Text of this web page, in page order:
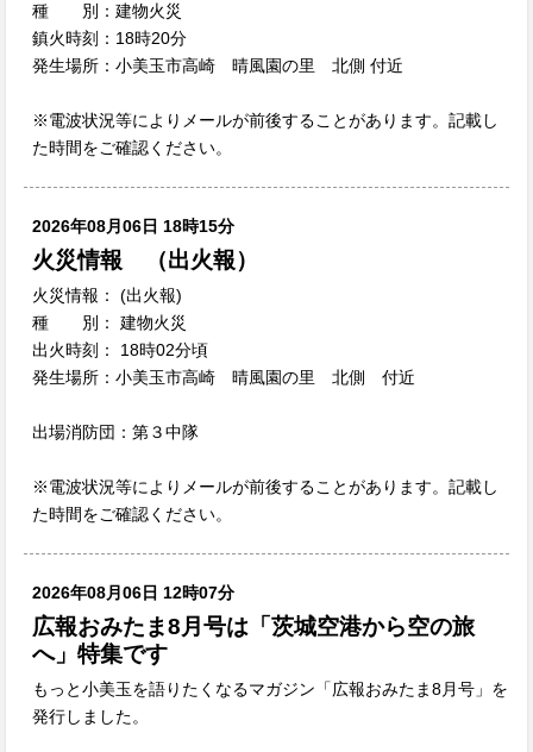
種 別：建物火災
鎮火時刻：18時20分
発生場所：小美玉市高崎 晴風園の里 北側 付近
※電波状況等によりメールが前後することがあります。記載し
た時間をご確認ください。
2026年08月06日 18時15分
火災情報 （出火報）
火災情報： (出火報)
種 別： 建物火災
出火時刻： 18時02分頃
発生場所：小美玉市高崎 晴風園の里 北側 付近
出場消防団：第３中隊
※電波状況等によりメールが前後することがあります。記載し
た時間をご確認ください。
2026年08月06日 12時07分
広報おみたま8月号は「茨城空港から空の旅
へ」特集です
もっと小美玉を語りたくなるマガジン「広報おみたま8月号」を
発行しました。